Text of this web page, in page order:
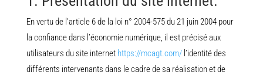
En vertu de l’article 6 de la loi n° 2004-575 du 21 juin 2004 pour
la confiance dans l’économie numérique, il est précisé aux
utilisateurs du site internet https://mcagt.com/l’identité des
différents intervenants dans le cadre de sa réalisation et de